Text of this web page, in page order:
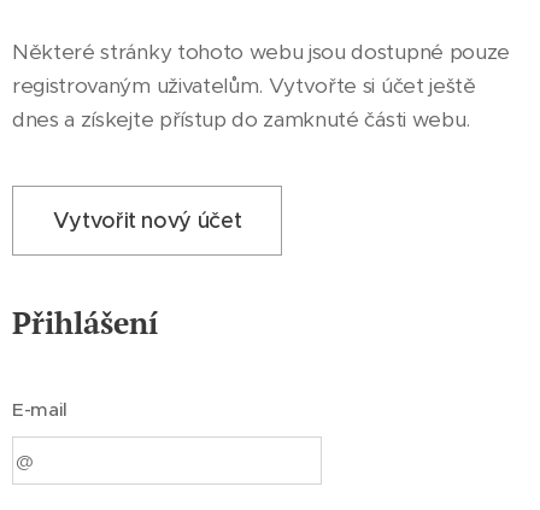
Některé stránky tohoto webu jsou dostupné pouze
registrovaným uživatelům. Vytvořte si účet ještě
dnes a získejte přístup do zamknuté části webu.
Vytvořit nový účet
Přihlášení
E-mail